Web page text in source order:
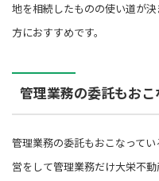
地を相続したものの使い道が
方におすすめです。
管理業務の委託もおこ
管理業務の委託もおこなって
営をして管理業務だけ大栄不動